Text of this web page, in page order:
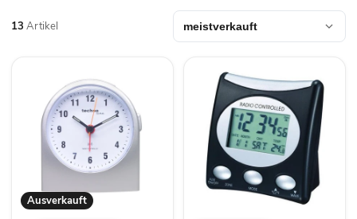
13 Artikel
Ausverkauft